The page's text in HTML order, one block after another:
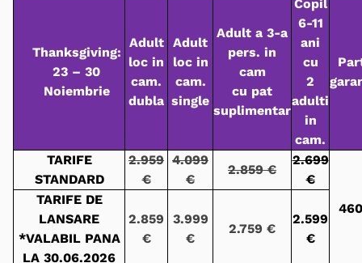
Thanksgiving:
23 – 30
Noiembrie
Adult
loc in
cam.
dubla
Adult
loc in
cam.
single
Adult a 3-a
pers. in
cam
cu pat
suplimentar
Copil
6-11
ani
cu
2
adulti
in
cam.
TARIFE
STANDARD
2.959
€
4.099
€
2.859 €
2.699
€
TARIFE DE
LANSARE
*VALABIL PANA
LA 30.06.2026
2.859
€
3.999
€
2.759 €
2.599
€